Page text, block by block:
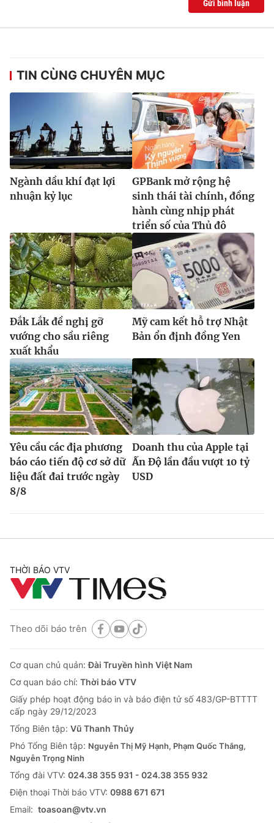
® Cấm sao chép dưới mọi hình thức nếu không có sự chấp
thuận bằng văn bản. Ghi rõ nguồn VTV.vn khi phát hành lại
thông tin từ website này.
Gửi bình luận
TIN CÙNG CHUYÊN MỤC
Ngành dầu khí đạt lợi
nhuận kỷ lục
GPBank mở rộng hệ
sinh thái tài chính, đồng
hành cùng nhịp phát
triển số của Thủ đô
Đắk Lắk đề nghị gỡ
vướng cho sầu riêng
xuất khẩu
Mỹ cam kết hỗ trợ Nhật
Bản ổn định đồng Yen
Yêu cầu các địa phương
báo cáo tiến độ cơ sở dữ
liệu đất đai trước ngày
8/8
Doanh thu của Apple tại
Ấn Độ lần đầu vượt 10 tỷ
USD
THỜI BÁO VTV
Theo dõi báo trên
Cơ quan chủ quản:Đài Truyền hình Việt Nam
Cơ quan báo chí: Thời báo VTV
Giấy phép hoạt động báo in và báo điện tử số 483/GP-BTTTT
cấp ngày 29/12/2023
Tổng Biên tập: Vũ Thanh Thủy
Phó Tổng Biên tập: Nguyễn Thị Mỹ Hạnh, Phạm Quốc Thắng,
Nguyễn Trọng Ninh
Tổng đài VTV: 024.38 355 931 - 024.38 355 932
Ðiện thoại Thời báo VTV: 0988 671 671
Email: toasoan@vtv.vn